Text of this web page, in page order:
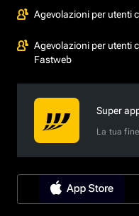
Agevolazioni per utenti
Agevolazioni per utenti
Fastweb
Super
La tua